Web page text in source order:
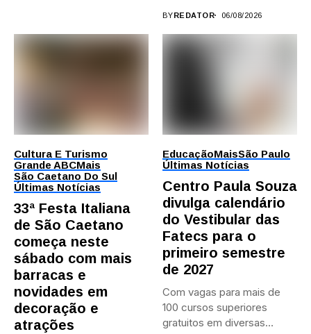
BYREDATOR 06/08/2026
Cultura E Turismo
Grande ABCMais
São Caetano Do Sul
Últimas Notícias
33ª Festa Italiana
de São Caetano
começa neste
sábado com mais
barracas e
novidades em
decoração e
atrações
EducaçãoMaisSão Paulo
Últimas Notícias
Centro Paula Souza
divulga calendário
do Vestibular das
Fatecs para o
primeiro semestre
de 2027
Com vagas para mais de
100 cursos superiores
gratuitos em diversas